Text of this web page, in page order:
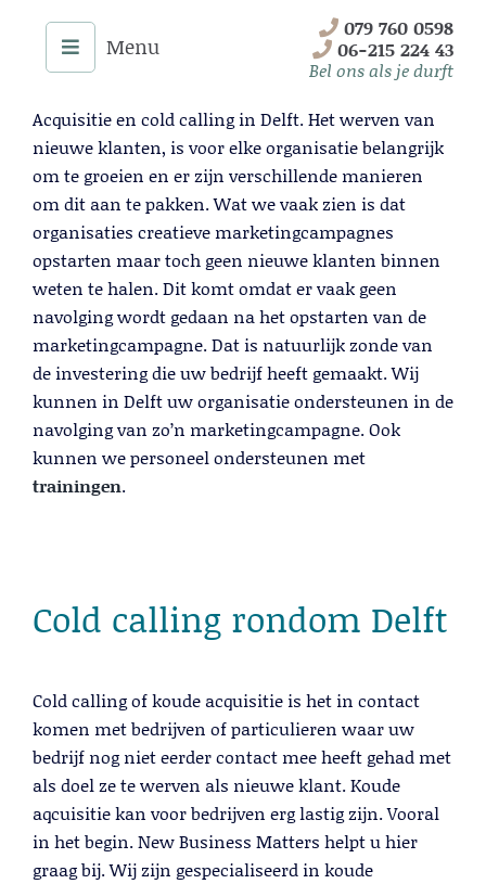
content
079 760 0598
06-215 224 43
Bel ons als je durft
Acquisitie en cold calling in Delft. Het werven van
nieuwe klanten, is voor elke organisatie belangrijk
om te groeien en er zijn verschillende manieren
om dit aan te pakken. Wat we vaak zien is dat
organisaties creatieve marketingcampagnes
opstarten maar toch geen nieuwe klanten binnen
weten te halen. Dit komt omdat er vaak geen
navolging wordt gedaan na het opstarten van de
marketingcampagne. Dat is natuurlijk zonde van
de investering die uw bedrijf heeft gemaakt. Wij
kunnen in Delft uw organisatie ondersteunen in de
navolging van zo’n marketingcampagne. Ook
kunnen we personeel ondersteunen met
trainingen.
Cold calling rondom Delft
Cold calling of koude acquisitie is het in contact
komen met bedrijven of particulieren waar uw
bedrijf nog niet eerder contact mee heeft gehad met
als doel ze te werven als nieuwe klant. Koude
aqcuisitie kan voor bedrijven erg lastig zijn. Vooral
in het begin. New Business Matters helpt u hier
graag bij. Wij zijn gespecialiseerd in koude
Menu
Home
Onze Diensten
Blog